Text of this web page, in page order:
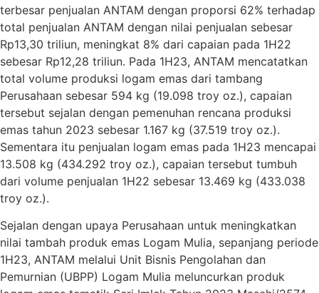
terbesar penjualan ANTAM dengan proporsi 62% terhadap
total penjualan ANTAM dengan nilai penjualan sebesar
Rp13,30 triliun, meningkat 8% dari capaian pada 1H22
sebesar Rp12,28 triliun. Pada 1H23, ANTAM mencatatkan
total volume produksi logam emas dari tambang
Perusahaan sebesar 594 kg (19.098 troy oz.), capaian
tersebut sejalan dengan pemenuhan rencana produksi
emas tahun 2023 sebesar 1.167 kg (37.519 troy oz.).
Sementara itu penjualan logam emas pada 1H23 mencapai
13.508 kg (434.292 troy oz.), capaian tersebut tumbuh
dari volume penjualan 1H22 sebesar 13.469 kg (433.038
troy oz.).
Sejalan dengan upaya Perusahaan untuk meningkatkan
nilai tambah produk emas Logam Mulia, sepanjang periode
1H23, ANTAM melalui Unit Bisnis Pengolahan dan
Pemurnian (UBPP) Logam Mulia meluncurkan produk